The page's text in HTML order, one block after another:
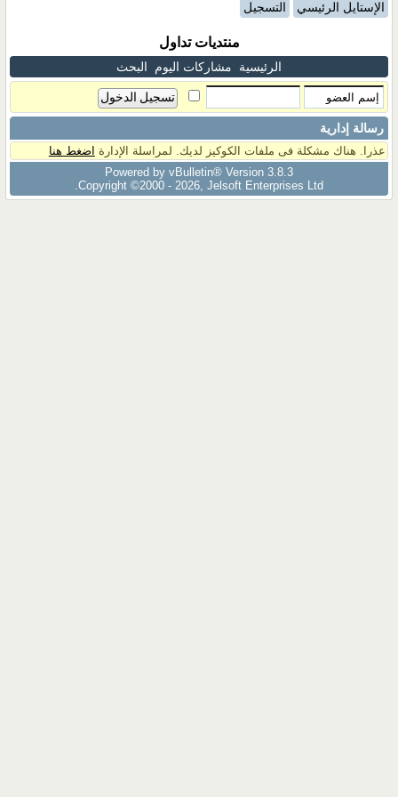
الإستايل الرئيسي التسجيل
منتديات تداول
الرئيسية مشاركات اليوم البحث
رسالة إدارية
عذرا. هناك مشكلة فى ملفات الكوكيز لديك. لمراسلة الإدارة اضغط هنا
Powered by vBulletin® Version 3.8.3
Copyright ©2000 - 2026, Jelsoft Enterprises Ltd.